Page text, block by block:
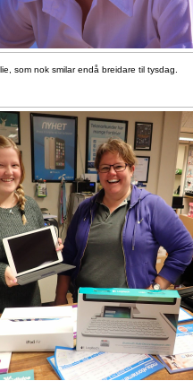
som nok smilar endå breidare til tysdag.